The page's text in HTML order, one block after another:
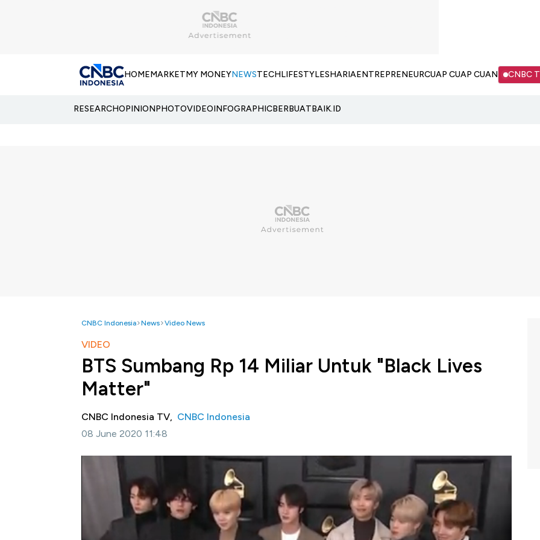
HOMEMARKETMY MONEYNEWSTECHLIFESTYLESHARIAENTREPRENEURCUAP CUAP CUAN CNBC
RESEARCHOPINIONPHOTOVIDEOINFOGRAPHICBERBUATBAIK.ID
CNBC Indonesia News Video News
VIDEO
BTS Sumbang Rp 14 Miliar Untuk "Black Lives
Matter"
CNBC Indonesia TV, CNBC Indonesia
08 June 2020 11:48
Jakarta, CNBC Indonesia -
Boyband K-Pop BTS membuktikan dukungannya dengan mendonasikan
USD 14 Miliar untuk gerakan anti rasis. Agensi BTS, Big HIT Entertainment mengumumkan
kepeduliannya itu terkait aksi rasisme yang terjadi di Negeri Paman Sam. Simak informasinya dalam
Program Profit, Senin 08/06/2020 berikut ini
Bagikan: